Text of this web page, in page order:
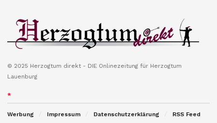
© 2025 Herzogtum direkt - DIE Onlinezeitung für Herzogtum
Lauenburg
*
Werbung Impressum Datenschutzerklärung RSS Feed